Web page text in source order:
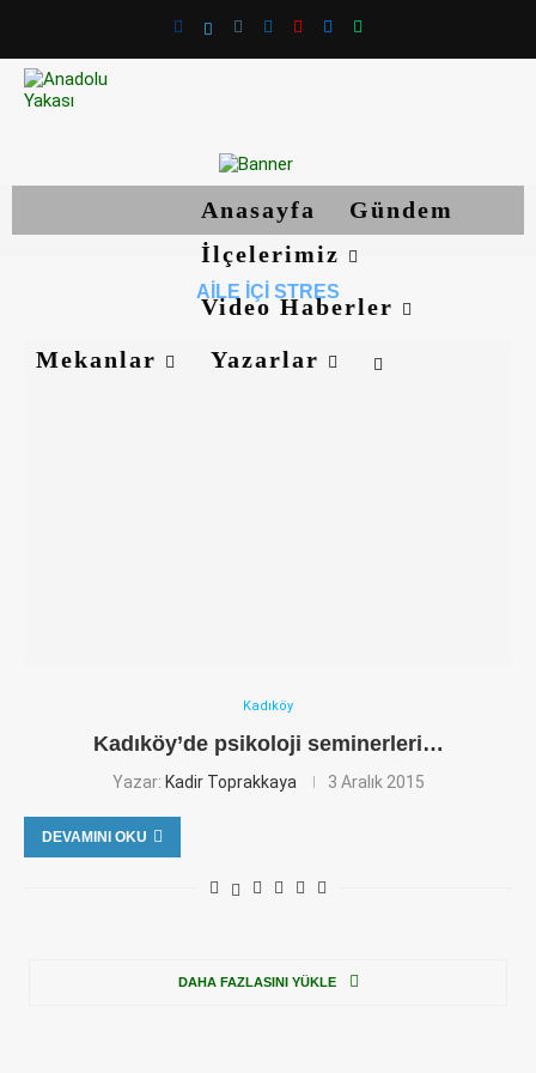
Anasayfa
Gündem
İlçelerimiz
Video Haberler
Mekanlar
Yazarlar
AILE IÇI STRES
Kadıköy
Kadıköy’de psikoloji seminerleri…
Yazar: Kadir Toprakkaya 3 Aralık 2015
DEVAMINI OKU
DAHA FAZLASINI YÜKLE